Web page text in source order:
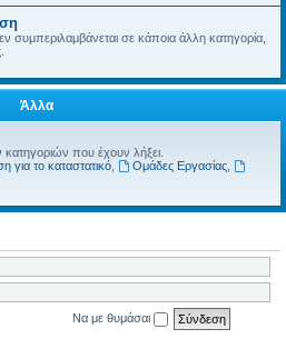
συμπεριλαμβάνεται σε κάποια άλλη κατηγορία,
Άλλα
που έχουν λήξει.
για το καταστατικό, Ομάδες Εργασίας,
Να με θυμάσαι